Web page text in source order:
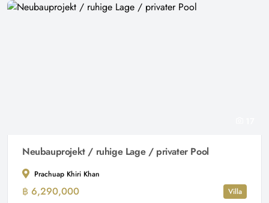
Neubauprojekt / ruhige Lage / privater Pool
Prachuap Khiri Khan
฿ 6,290,000
Villa